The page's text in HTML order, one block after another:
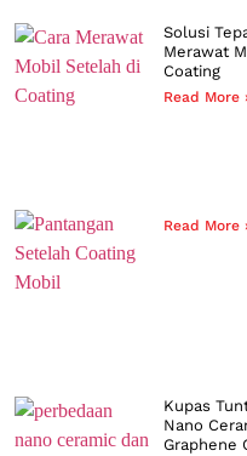
Solusi
Merawat
Coating
Read More
Read More
Kupas
Nano
Graphene